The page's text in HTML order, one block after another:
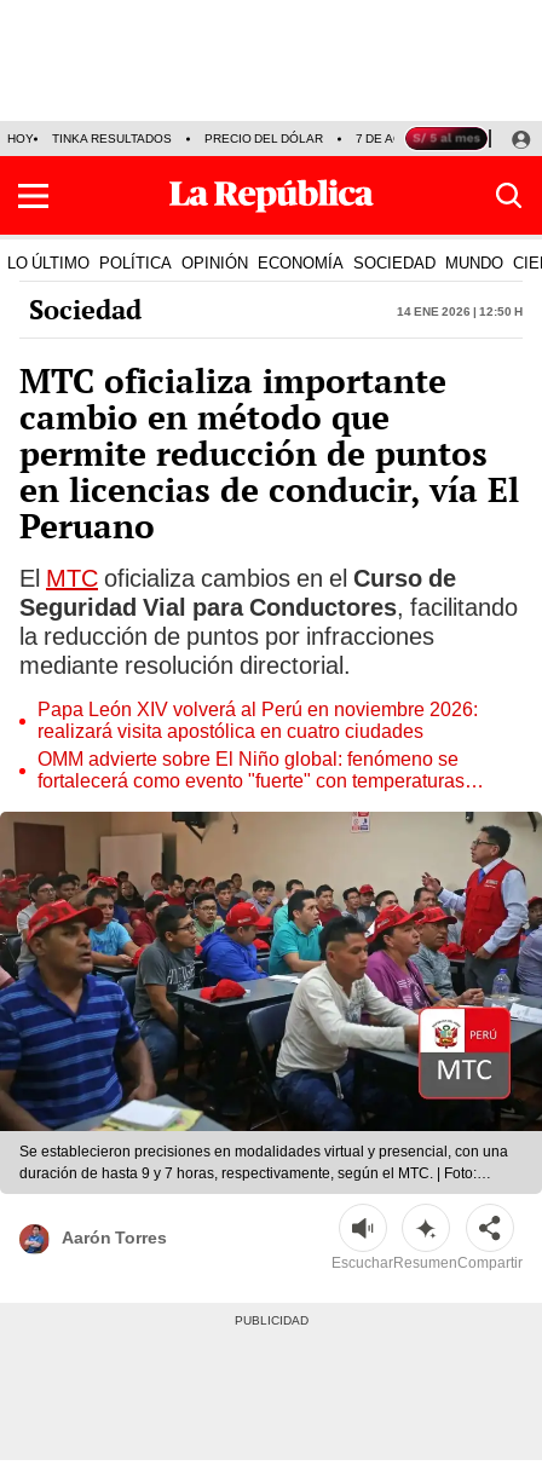
HOY TINKA RESULTADOS PRECIO DEL DÓLAR 7 DE AGOSTO OLLANTA
LO ÚLTIMO POLÍTICA OPINIÓN ECONOMÍA SOCIEDAD MUNDO
Sociedad 14 Ene 2026 | 12:50 h
MTC oficializa importante
cambio en método que
permite reducción de puntos
en licencias de conducir, vía El
Peruano
El MTC oficializa cambios en el Curso de
Seguridad Vial para Conductores, facilitando
la reducción de puntos por infracciones
mediante resolución directorial.
Papa León XIV volverá al Perú en noviembre 2026:
realizará visita apostólica en cuatro ciudades
OMM advierte sobre El Niño global: fenómeno se
fortalecerá como evento "fuerte" con temperaturas
Se establecieron precisiones en modalidades virtual y presencial, con una
duración de hasta 9 y 7 horas, respectivamente, según el MTC. | Foto:
Andina/MTC/Composición LR
Aarón Torres
EscucharResumenCompartir